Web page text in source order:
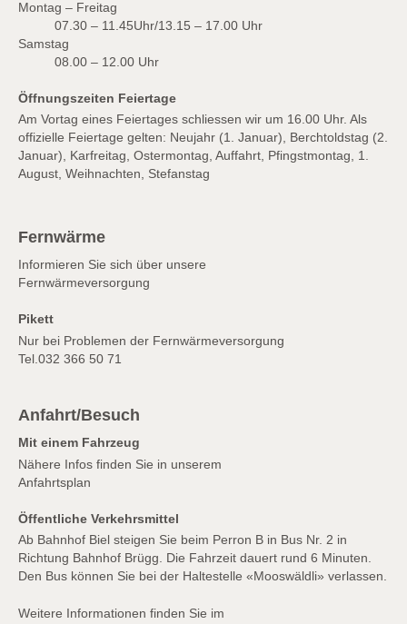
Montag – Freitag
07.30 – 11.45Uhr/13.15 – 17.00 Uhr
Samstag
08.00 – 12.00 Uhr
Öffnungszeiten Feiertage
Am Vortag eines Feiertages schliessen wir um 16.00 Uhr. Als
offizielle Feiertage gelten: Neujahr (1. Januar), Berchtoldstag (2.
Januar), Karfreitag, Ostermontag, Auffahrt, Pfingstmontag, 1.
August, Weihnachten, Stefanstag
Fernwärme
Informieren Sie sich über unsere
Fernwärmeversorgung
Pikett
Nur bei Problemen der Fernwärmeversorgung
Tel. 032 366 50 71
Anfahrt/Besuch
Mit einem Fahrzeug
Nähere Infos finden Sie in unserem
Anfahrtsplan
Öffentliche Verkehrsmittel
Ab Bahnhof Biel steigen Sie beim Perron B in Bus Nr. 2 in
Richtung Bahnhof Brügg. Die Fahrzeit dauert rund 6 Minuten.
Den Bus können Sie bei der Haltestelle «Mooswäldli» verlassen.
Weitere Informationen finden Sie im